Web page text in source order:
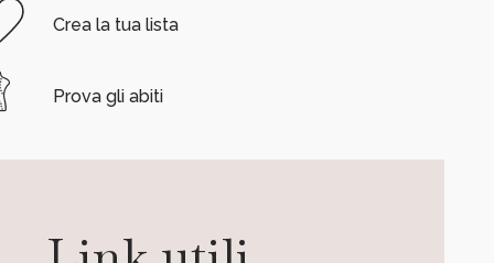
Crea la tua lista
Prova gli abiti